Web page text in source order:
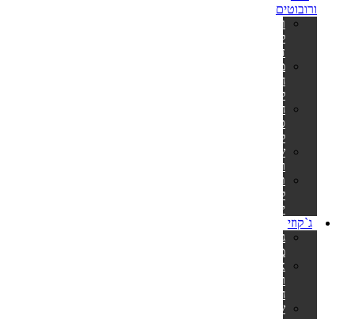
ורובוטים
רובוט
לבריכה
דולפין
משאבות
חום
לבריכה
חימום
סולארי
לבריכה
שואבים
וסקימרים
תנורים
לסאונה
יבשה
ג`קוזי
ג'קוזי
מתנפח
אביזרים
וחלקי
חילוף
שואבים